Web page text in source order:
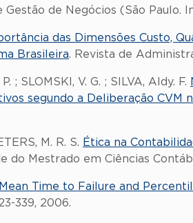
de Negócios (São Paulo.
das Dimensões Custo,
Brasileira. Revista de
; SLOMSKI, V. G. ; SILVA, Aldy. F.
segundo a Deliberação CVM
M. R. S. Ética na
do Mestrado em Ciências
Time to Failure and
339, 2006.